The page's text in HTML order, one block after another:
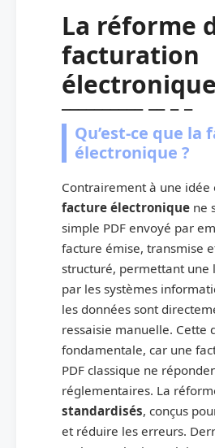
La réforme
facturation
électronique
Qu’est-ce que
électronique ?
Contrairement à une idée
facture électronique ne
simple PDF envoyé par
facture émise, transmise
structuré, permettant une
par les systèmes
les données sont
ressaisie manuelle. Cette
fondamentale, car une
PDF classique ne
réglementaires. La
standardisés, conçus
et réduire les erreurs.